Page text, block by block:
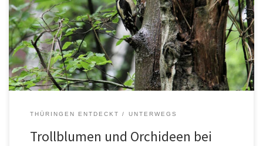
THÜRINGEN ENTDECKT UNTERWEGS
Trollblumen und Orchideen bei